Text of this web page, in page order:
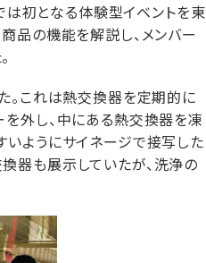
初となる体験型イベントを東
品の機能を解説し、メンバー
。これは熱交換器を定期的に
外し、中にある熱交換器を凍
いようにサイネージで接写した
器も展示していたが、洗浄の